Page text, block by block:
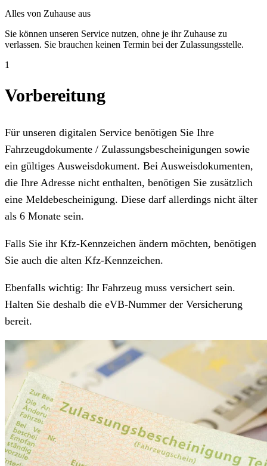
Alles von Zuhause aus
Sie können unseren Service nutzen, ohne je ihr Zuhause zu
verlassen. Sie brauchen keinen Termin bei der Zulassungsstelle.
1
Vorbereitung
Für unseren digitalen Service benötigen Sie Ihre
Fahrzeugdokumente / Zulassungsbescheinigungen sowie
ein gültiges Ausweisdokument. Bei Ausweisdokumenten,
die Ihre Adresse nicht enthalten, benötigen Sie zusätzlich
eine Meldebescheinigung. Diese darf allerdings nicht älter
als 6 Monate sein.
Falls Sie ihr Kfz-Kennzeichen ändern möchten, benötigen
Sie auch die alten Kfz-Kennzeichen.
Ebenfalls wichtig: Ihr Fahrzeug muss versichert sein.
Halten Sie deshalb die eVB-Nummer der Versicherung
bereit.